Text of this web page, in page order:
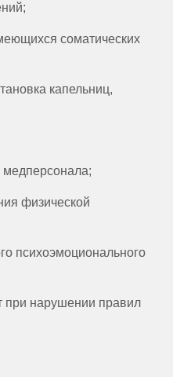
соматических
капельниц,
медперсонала;
физической
психоэмоционального
при нарушении правил